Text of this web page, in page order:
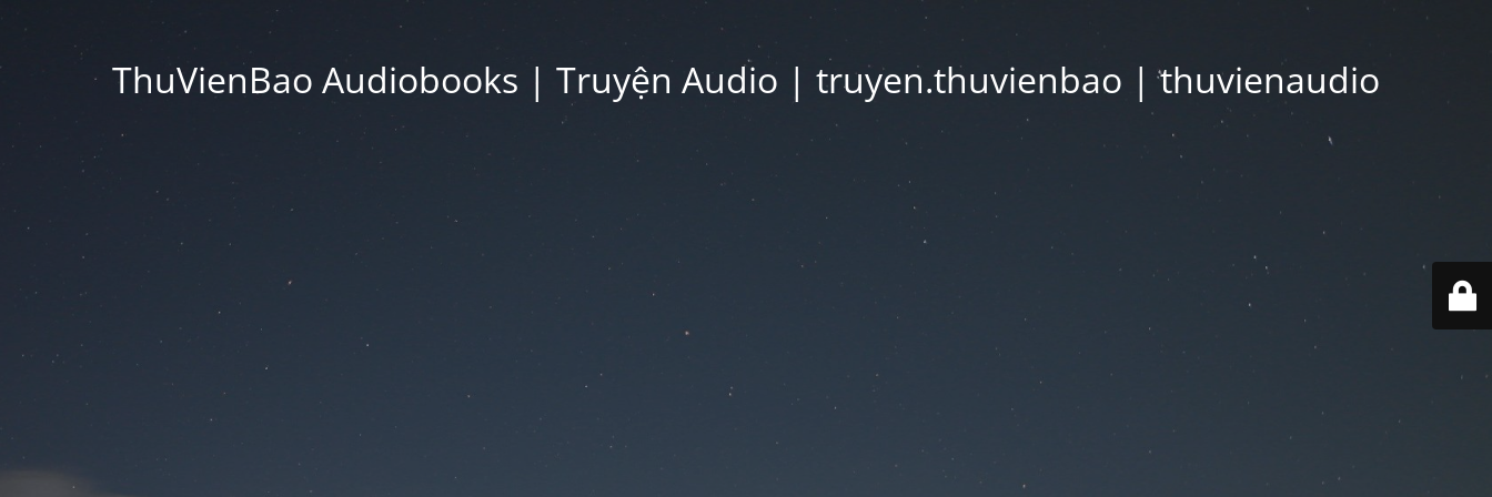
ThuVienBao Audiobooks | Truyện Audio | truyen.thuvienbao | thuvienaudio